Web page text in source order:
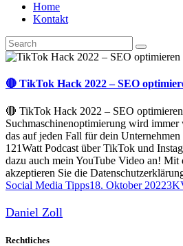
Home
Kontakt
🔴 TikTok Hack 2022 – SEO
🔴 TikTok Hack 2022 – SEO
Suchmaschinenoptimierung wird
das auf jeden Fall für dein
121Watt Podcast über TikTok und
dazu auch mein YouTube Video an! Mit
akzeptieren Sie die
Social Media Tipps18. Oktober 20223K
Daniel Zoll
Rechtliches